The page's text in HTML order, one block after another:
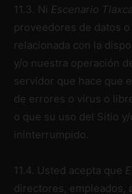
11.3. Ni Escenario
proveedores de datos
relacionada con la
y/o nuestra operación
servidor que hace que
de errores o virus o
o que su uso del Sitio
ininterrumpido.
11.4. Usted acepta que
directores, empleados,